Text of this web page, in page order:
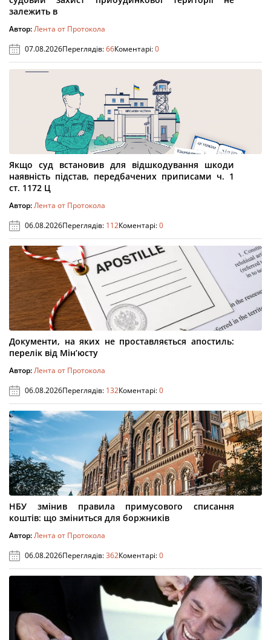
залежить в
Автор:Лента от Протокола
07.08.2026Переглядів:66Коментарі:0
Якщо суд встановив для відшкодування шкоди
наявність підстав, передбачених приписами ч. 1
ст. 1172 Ц
Автор:Лента от Протокола
06.08.2026Переглядів: 112Коментарі:0
Документи, на яких не проставляється апостиль:
перелік від Мін’юсту
Автор:Лента от Протокола
06.08.2026Переглядів: 132Коментарі:0
НБУ змінив правила примусового списання
коштів: що зміниться для боржників
Автор:Лента от Протокола
06.08.2026Переглядів:362Коментарі:0